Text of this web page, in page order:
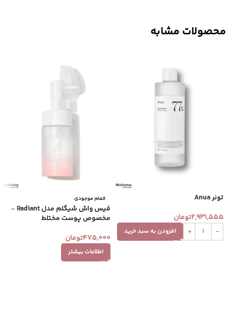
محصولات مشابه
تونر Anua
2,931,555تومان
افزودن به سبد خرید
اتمام موجودی
فیس واش شیگلم مدل Radiant –
مخصوص پوست مختلط
475,000تومان
اطلاعات بیشتر